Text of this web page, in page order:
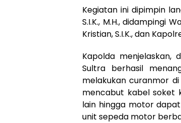
Kegiatan ini dipimpin
S.I.K., M.H., didampingi
Kristian, S.I.K., dan
Kapolda menjelaskan,
Sultra berhasil
melakukan curanmor
mencabut kabel soket
lain hingga motor
unit sepeda motor